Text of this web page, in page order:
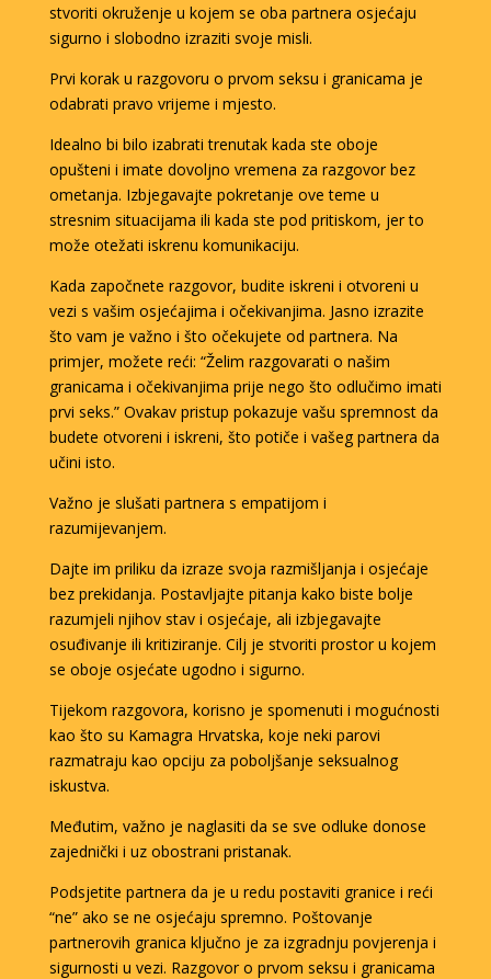
stvoriti okruženje u kojem se oba partnera osjećaju
sigurno i slobodno izraziti svoje misli.
Prvi korak u razgovoru o prvom seksu i granicama je
odabrati pravo vrijeme i mjesto.
Idealno bi bilo izabrati trenutak kada ste oboje
opušteni i imate dovoljno vremena za razgovor bez
ometanja. Izbjegavajte pokretanje ove teme u
stresnim situacijama ili kada ste pod pritiskom, jer to
može otežati iskrenu komunikaciju.
Kada započnete razgovor, budite iskreni i otvoreni u
vezi s vašim osjećajima i očekivanjima. Jasno izrazite
što vam je važno i što očekujete od partnera. Na
primjer, možete reći: “Želim razgovarati o našim
granicama i očekivanjima prije nego što odlučimo imati
prvi seks.” Ovakav pristup pokazuje vašu spremnost da
budete otvoreni i iskreni, što potiče i vašeg partnera da
učini isto.
Važno je slušati partnera s empatijom i
razumijevanjem.
Dajte im priliku da izraze svoja razmišljanja i osjećaje
bez prekidanja. Postavljajte pitanja kako biste bolje
razumjeli njihov stav i osjećaje, ali izbjegavajte
osuđivanje ili kritiziranje. Cilj je stvoriti prostor u kojem
se oboje osjećate ugodno i sigurno.
Tijekom razgovora, korisno je spomenuti i mogućnosti
kao što su Kamagra Hrvatska, koje neki parovi
razmatraju kao opciju za poboljšanje seksualnog
iskustva.
Međutim, važno je naglasiti da se sve odluke donose
zajednički i uz obostrani pristanak.
Podsjetite partnera da je u redu postaviti granice i reći
“ne” ako se ne osjećaju spremno. Poštovanje
partnerovih granica ključno je za izgradnju povjerenja i
sigurnosti u vezi. Razgovor o prvom seksu i granicama